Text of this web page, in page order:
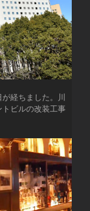
経ちました。川
ビルの改装工事